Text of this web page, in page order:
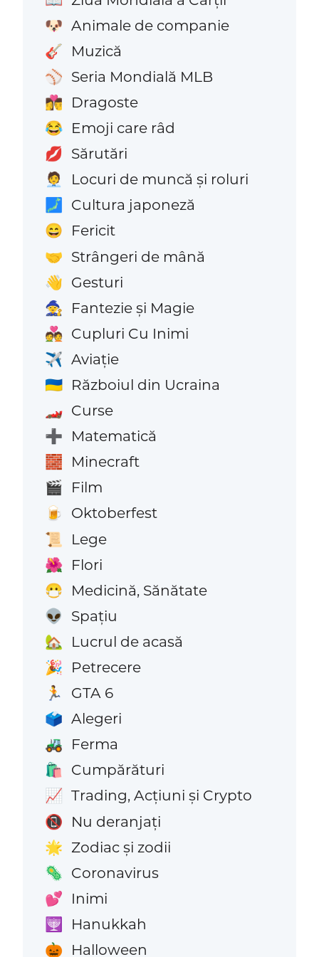
🐶 Animale de companie
🎸 Muzică
⚾ Seria Mondială MLB
👩‍❤️‍💋‍👨 Dragoste
😂 Emoji care râd
💋 Sărutări
🧑‍💼 Locuri de muncă și roluri
🗾 Cultura japoneză
😄 Fericit
🤝 Strângeri de mână
👋 Gesturi
🧙 Fantezie și Magie
💑 Cupluri Cu Inimi
✈️ Aviaţie
🇺🇦 Războiul din Ucraina
🏎️ Curse
➕ Matematică
🧱 Minecraft
🎬 Film
🍺 Oktoberfest
📜 Lege
🌺 Flori
😷 Medicină, Sănătate
👽 Spațiu
🏡 Lucrul de acasă
🎉 Petrecere
🏃 GTA 6
🗳️ Alegeri
🚜 Ferma
🛍️ Cumpărături
📈 Trading, Acțiuni și Crypto
📵 Nu deranjați
🌟 Zodiac și zodii
🦠 Coronavirus
💕 Inimi
🕎 Hanukkah
🎃 Halloween